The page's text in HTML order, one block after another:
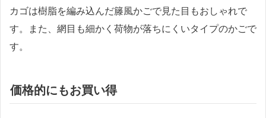
カゴは樹脂を編み込んだ籐風かごで見た目もおしゃれで
す。また、網目も細かく荷物が落ちにくいタイプのかごで
す。
価格的にもお買い得